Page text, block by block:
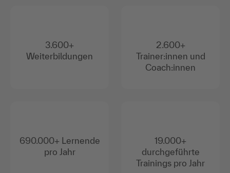
3.600+
Weiterbildungen
690.000+ Lernende
pro Jahr
2.600+
Trainer:innen und
Coach:innen
19.000+
durchgeführte
Trainings pro Jahr